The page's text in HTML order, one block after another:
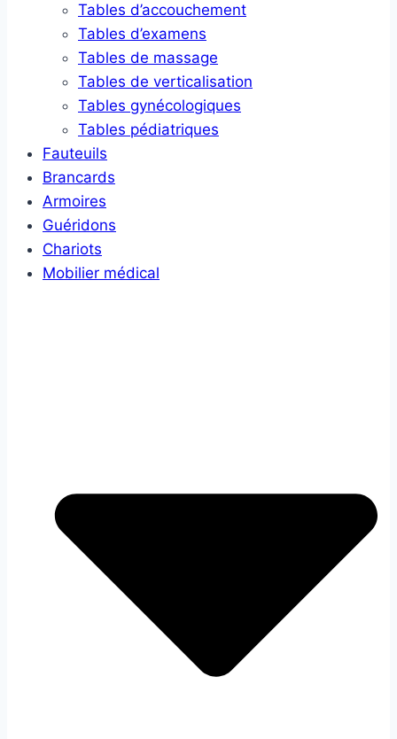
Tables d’accouchement
Tables d’examens
Tables de massage
Tables de verticalisation
Tables gynécologiques
Tables pédiatriques
Fauteuils
Brancards
Armoires
Guéridons
Chariots
Mobilier médical